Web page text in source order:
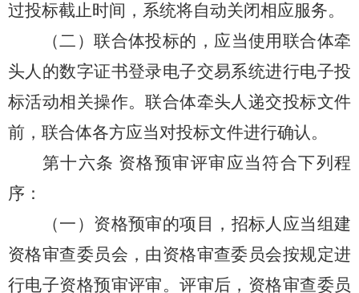
过投标截止时间，系统将自动关闭相应服务。
（二）联合体投标的，应当使用联合体牵
头人的数字证书登录电子交易系统进行电子投
标活动相关操作。联合体牵头人递交投标文件
前，联合体各方应当对投标文件进行确认。
第十六条 资格预审评审应当符合下列程
序：
（一）资格预审的项目，招标人应当组建
资格审查委员会，由资格审查委员会按规定进
行电子资格预审评审。评审后，资格审查委员